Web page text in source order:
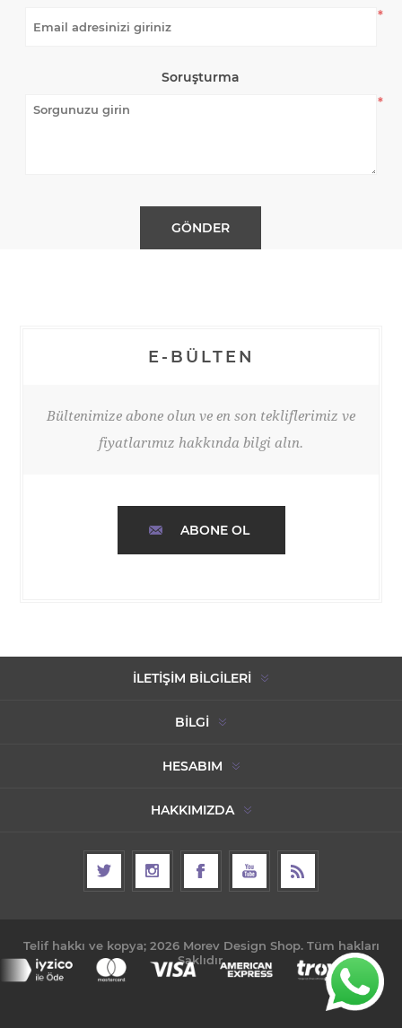
*
Soruşturma
*
E-BÜLTEN
Bültenimize abone olun ve en son tekliflerimiz ve
fiyatlarımız hakkında bilgi alın.
ABONE OL
İLETIŞIM BILGILERI
BILGI
HESABIM
HAKKIMIZDA
Telif hakkı ve kopya; 2026 Morev Design Shop. Tüm hakları
Saklıdır.